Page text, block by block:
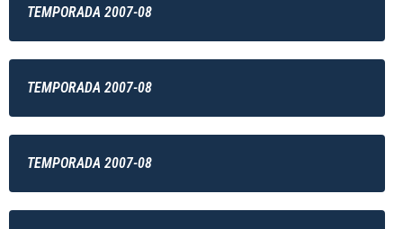
TEMPORADA 2007-08
TEMPORADA 2007-08
TEMPORADA 2007-08